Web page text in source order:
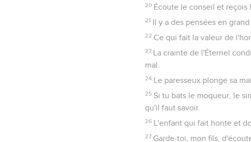
20 Écoute le conseil et reçois
21 Il y a des pensées en
22 Ce qui fait la valeur de
23 La crainte de l'Éternel
mal.
24 Le paresseux plonge sa
25 Si tu bats le moqueur, le
qu'il faut savoir.
26 L'enfant qui fait honte et
27 Garde-toi, mon fils,